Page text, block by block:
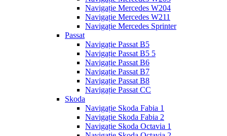
Navigație Mercedes W204
Navigație Mercedes W211
Navigație Mercedes Sprinter
Passat
Navigație Passat B5
Navigație Passat B5 5
Navigație Passat B6
Navigație Passat B7
Navigație Passat B8
Navigație Passat CC
Skoda
Navigație Skoda Fabia 1
Navigație Skoda Fabia 2
Navigație Skoda Octavia 1